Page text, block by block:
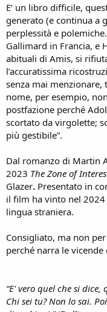
E’ un libro difficile,
generato (e continua a
perplessità e polemiche.
Gallimard in Francia, e
abituali di Amis, si
l’accuratissima
senza mai
nome, per esempio,
postfazione perché
scortato da virgolette;
più gestibile”.
Dal romanzo di Martin
2023 The Zone of
Glazer. Presentato in
il film ha vinto nel
lingua straniera.
Consigliato, ma non
perché narra le
“E' vero quel che si dice,
Chi sei tu? Non lo sai.